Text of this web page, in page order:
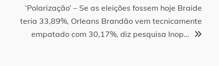
Post‘Polarização’ – Se as eleições fossem hoje Braide
teria 33,89%, Orleans Brandão vem tecnicamente
empatado com 30,17%, diz pesquisa Inop…